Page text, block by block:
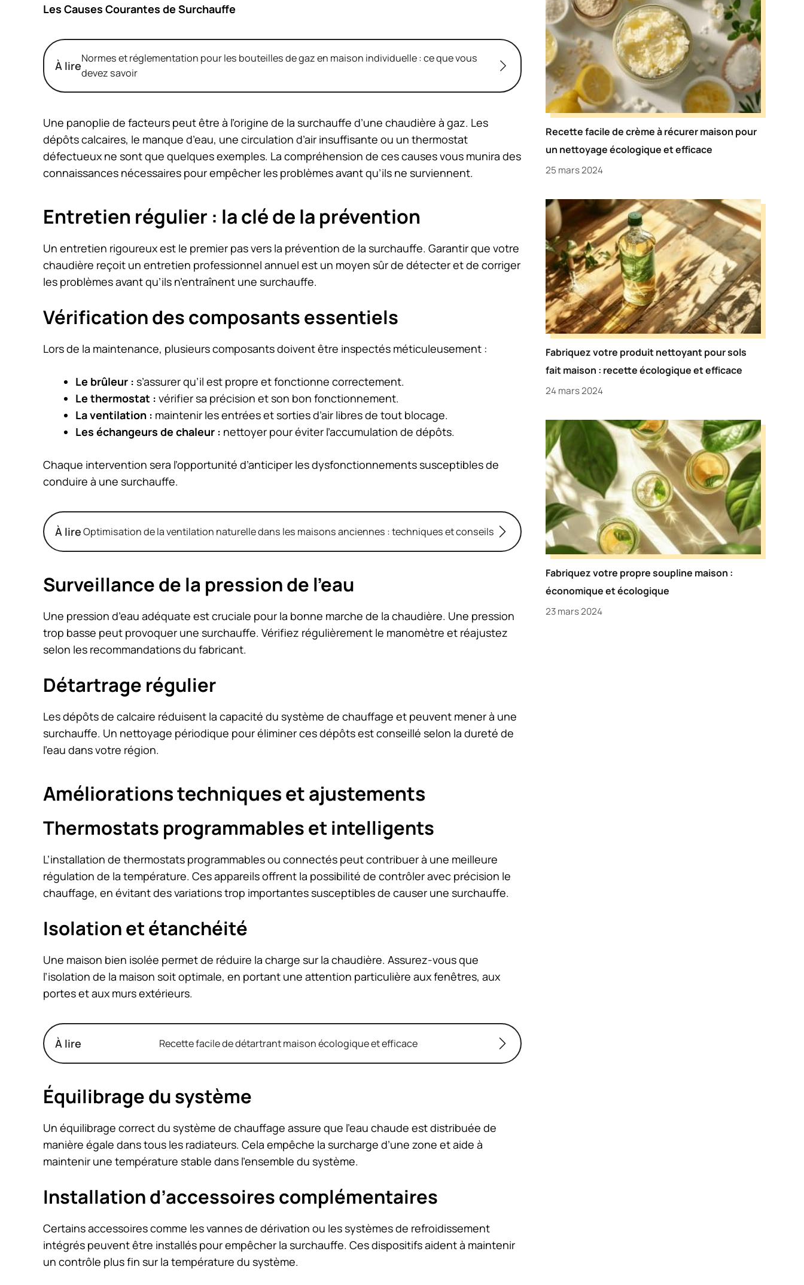
Les Causes Courantes de Surchauffe
À lire
Normes et réglementation pour les bouteilles de gaz en maison individuelle : ce que vous
devez savoir
Une panoplie de facteurs peut être à l’origine de la surchauffe d’une chaudière à gaz. Les
dépôts calcaires, le manque d’eau, une circulation d’air insuffisante ou un thermostat
défectueux ne sont que quelques exemples. La compréhension de ces causes vous munira des
connaissances nécessaires pour empêcher les problèmes avant qu’ils ne surviennent.
Entretien régulier : la clé de la prévention
Un entretien rigoureux est le premier pas vers la prévention de la surchauffe. Garantir que votre
chaudière reçoit un entretien professionnel annuel est un moyen sûr de détecter et de corriger
les problèmes avant qu’ils n’entraînent une surchauffe.
Vérification des composants essentiels
Lors de la maintenance, plusieurs composants doivent être inspectés méticuleusement :
Le brûleur : s’assurer qu’il est propre et fonctionne correctement.
Le thermostat : vérifier sa précision et son bon fonctionnement.
La ventilation : maintenir les entrées et sorties d’air libres de tout blocage.
Les échangeurs de chaleur : nettoyer pour éviter l’accumulation de dépôts.
Chaque intervention sera l’opportunité d’anticiper les dysfonctionnements susceptibles de
conduire à une surchauffe.
À lireOptimisation de la ventilation naturelle dans les maisons anciennes : techniques et conseils
Surveillance de la pression de l’eau
Une pression d’eau adéquate est cruciale pour la bonne marche de la chaudière. Une pression
trop basse peut provoquer une surchauffe. Vérifiez régulièrement le manomètre et réajustez
selon les recommandations du fabricant.
Détartrage régulier
Les dépôts de calcaire réduisent la capacité du système de chauffage et peuvent mener à une
surchauffe. Un nettoyage périodique pour éliminer ces dépôts est conseillé selon la dureté de
l’eau dans votre région.
Améliorations techniques et ajustements
Thermostats programmables et intelligents
L’installation de thermostats programmables ou connectés peut contribuer à une meilleure
régulation de la température. Ces appareils offrent la possibilité de contrôler avec précision le
chauffage, en évitant des variations trop importantes susceptibles de causer une surchauffe.
Isolation et étanchéité
Une maison bien isolée permet de réduire la charge sur la chaudière. Assurez-vous que
l’isolation de la maison soit optimale, en portant une attention particulière aux fenêtres, aux
portes et aux murs extérieurs.
À lire Recette facile de détartrant maison écologique et efficace
Équilibrage du système
Un équilibrage correct du système de chauffage assure que l’eau chaude est distribuée de
manière égale dans tous les radiateurs. Cela empêche la surcharge d’une zone et aide à
maintenir une température stable dans l’ensemble du système.
Installation d’accessoires complémentaires
Certains accessoires comme les vannes de dérivation ou les systèmes de refroidissement
intégrés peuvent être installés pour empêcher la surchauffe. Ces dispositifs aident à maintenir
un contrôle plus fin sur la température du système.
Recette facile de crème à récurer maison pour
un nettoyage écologique et efficace
25 mars 2024
Fabriquez votre produit nettoyant pour sols
fait maison : recette écologique et efficace
24 mars 2024
Fabriquez votre propre soupline maison :
économique et écologique
23 mars 2024